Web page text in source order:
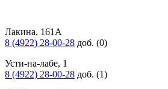
Лакина, 161А
8 (4922) 28-00-28 доб. (0)
Усти-на-лабе, 1
8 (4922) 28-00-28 доб. (1)